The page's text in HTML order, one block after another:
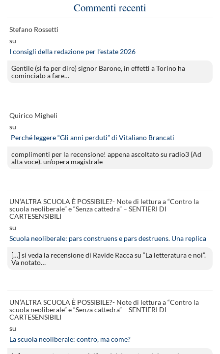
Commenti recenti
Stefano Rossetti
su
I consigli della redazione per l’estate 2026
Gentile (si fa per dire) signor Barone, in effetti a Torino ha
cominciato a fare…
Quirico Migheli
su
Perché leggere “Gli anni perduti” di Vitaliano Brancati
complimenti per la recensione! appena ascoltato su radio3 (Ad
alta voce). un’opera magistrale
UN’ALTRA SCUOLA È POSSIBILE?- Note di lettura a “Contro la
scuola neoliberale” e “Senza cattedra” – SENTIERI DI
CARTESENSIBILI
su
Scuola neoliberale: pars construens e pars destruens. Una replica
[…] si veda la recensione di Ravide Racca su “La letteratura e noi”.
Va notato…
UN’ALTRA SCUOLA È POSSIBILE?- Note di lettura a “Contro la
scuola neoliberale” e “Senza cattedra” – SENTIERI DI
CARTESENSIBILI
su
La scuola neoliberale: contro, ma come?